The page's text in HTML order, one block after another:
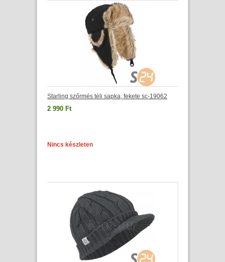
Starling szőrmés téli sapka, fekete sc-19062
2 990 Ft
Nincs készleten